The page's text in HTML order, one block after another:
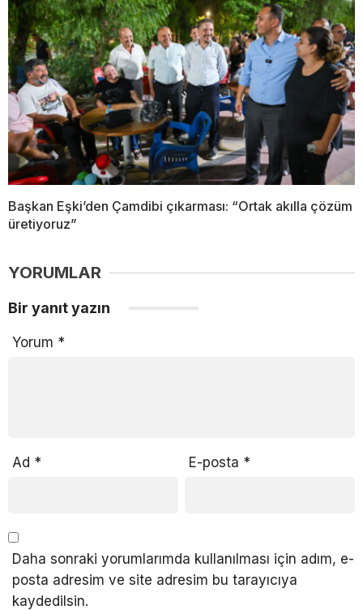
Başkan Eşki’den Çamdibi çıkarması: “Ortak akılla çözüm
üretiyoruz”
YORUMLAR
Bir yanıt yazın
Yorum *
Ad * E-posta *
Daha sonraki yorumlarımda kullanılması için adım, e-
posta adresim ve site adresim bu tarayıcıya
kaydedilsin.